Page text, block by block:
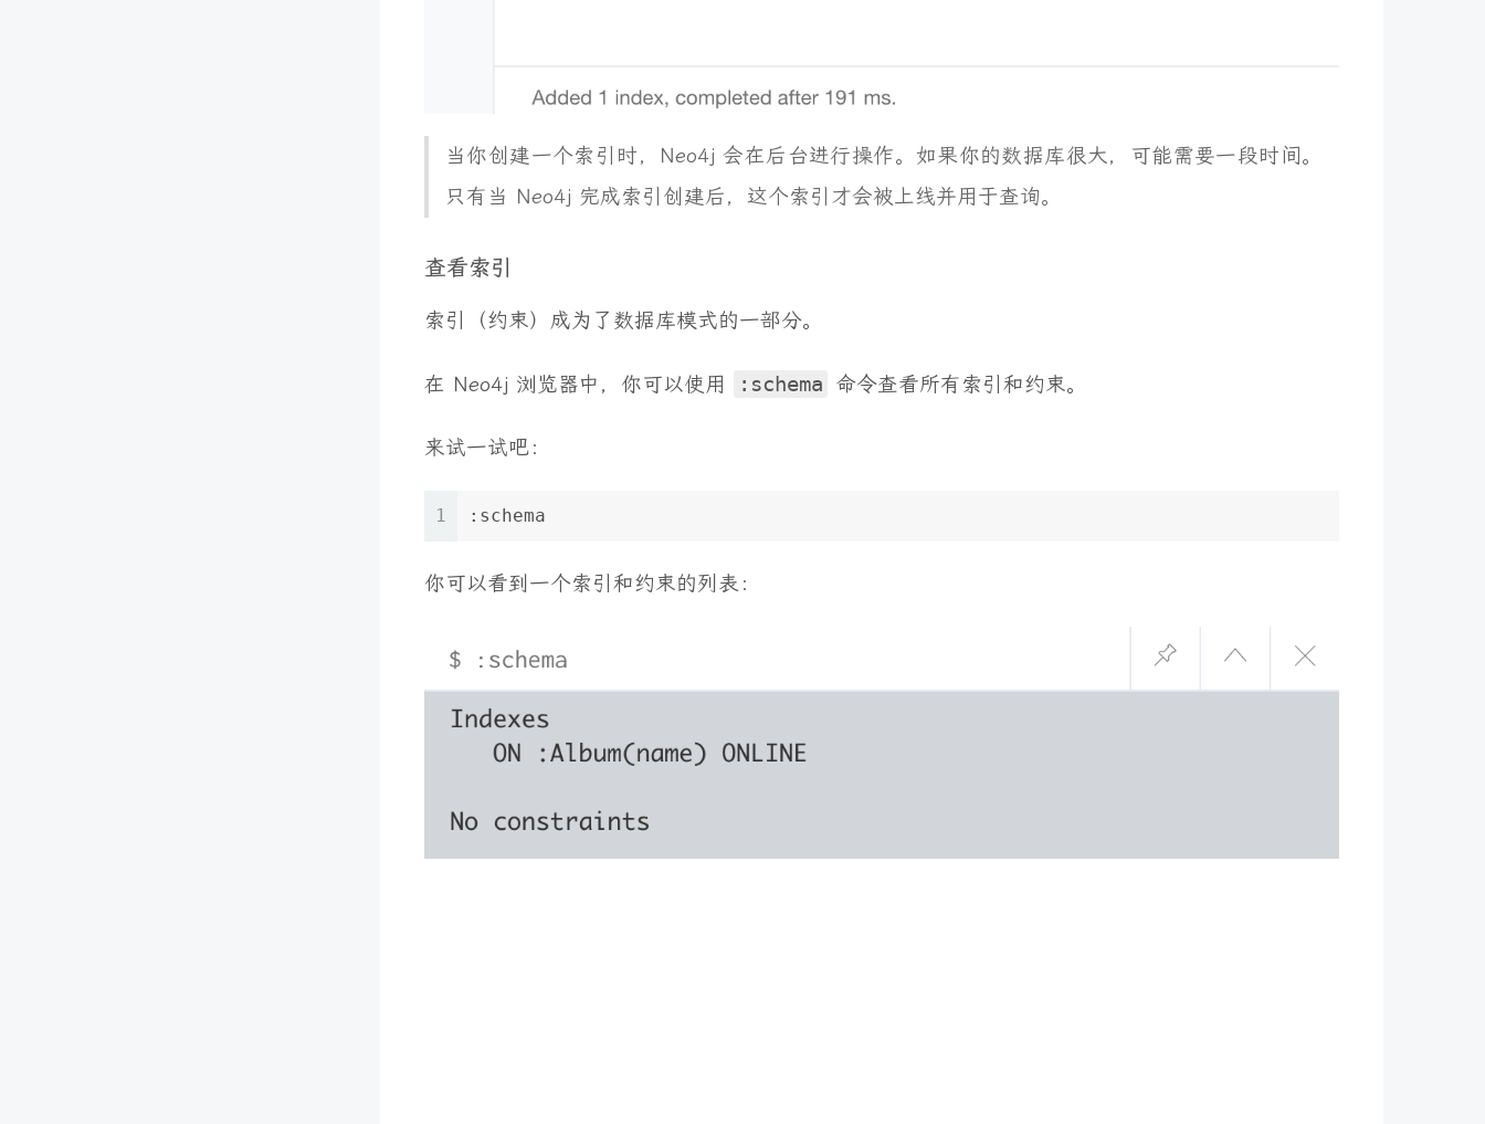
当你创建一个索引时，Neo4j 会在后台进行操作。如果你的数据库很大，可能需要一段时间。
只有当 Neo4j 完成索引创建后，这个索引才会被上线并用于查询。
查看索引
索引（约束）成为了数据库模式的一部分。
在 Neo4j 浏览器中，你可以使用 :schema 命令查看所有索引和约束。
来试一试吧：
1 :schema
你可以看到一个索引和约束的列表：